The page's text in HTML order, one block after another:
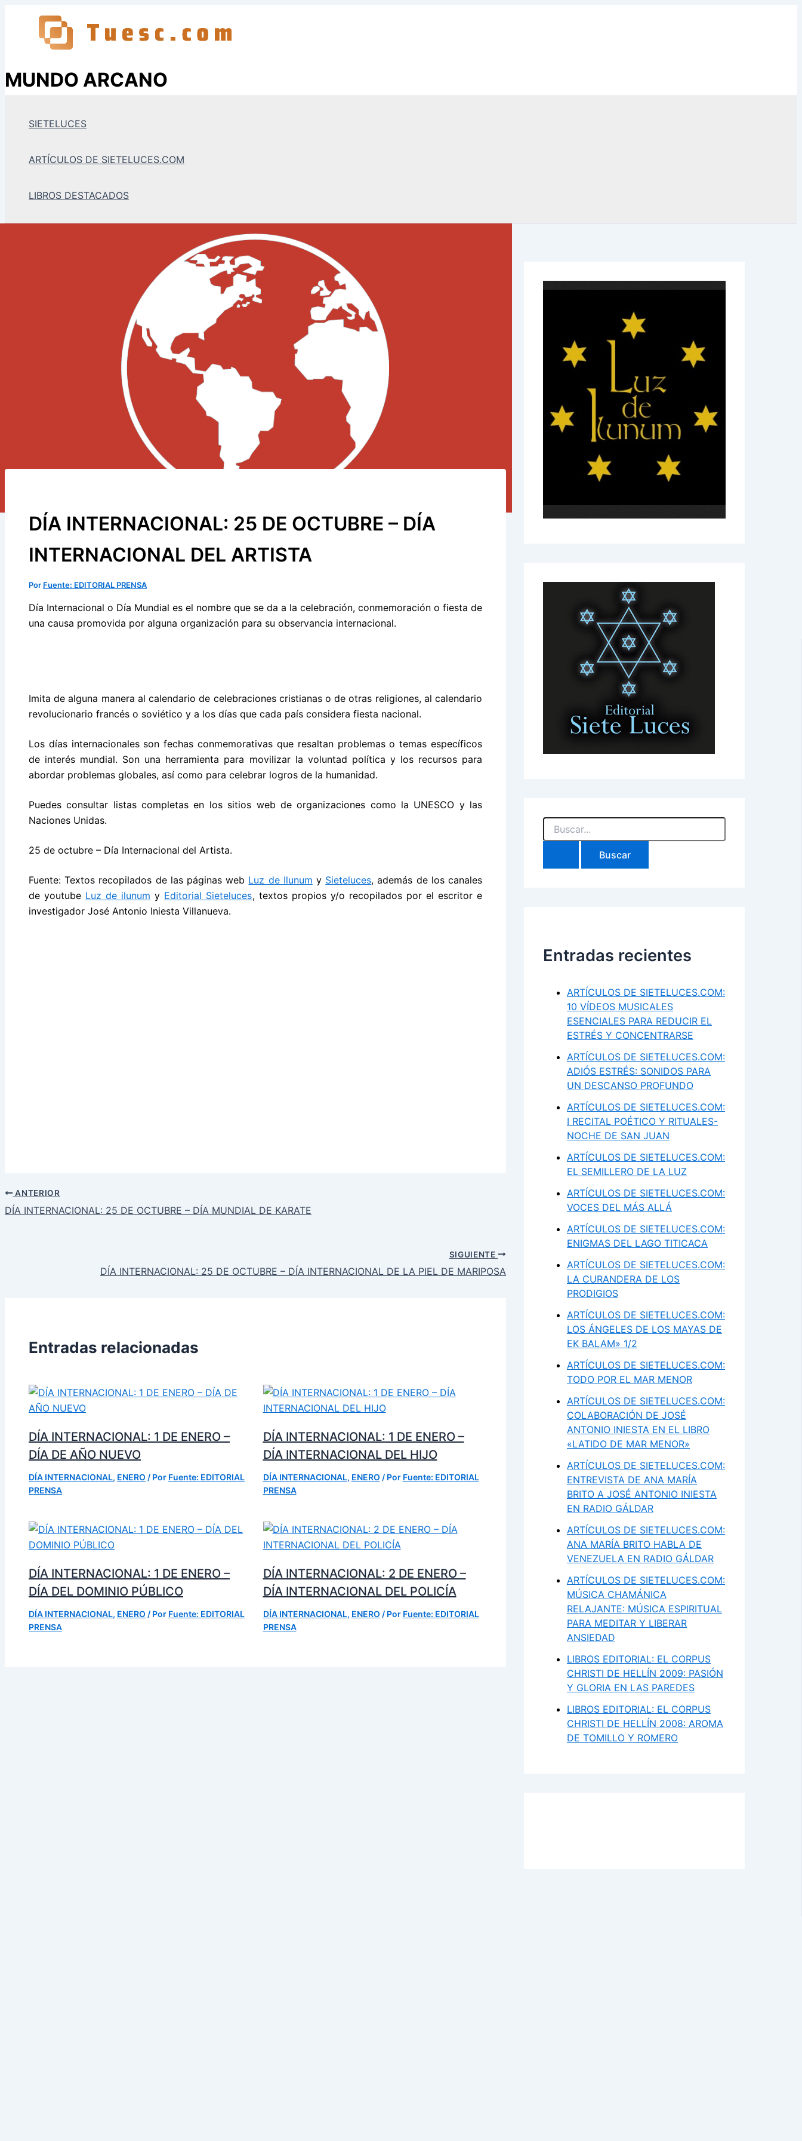
contenido
MUNDO ARCANO
SIETELUCES
ARTÍCULOS DE SIETELUCES.COM
LIBROS DESTACADOS
DÍA INTERNACIONAL: 25 DE OCTUBRE – DÍA
INTERNACIONAL DEL ARTISTA
Por Fuente: EDITORIAL PRENSA
Día Internacional o Día Mundial es el nombre que se da a la celebración, conmemoración o fiesta de
una causa promovida por alguna organización para su observancia internacional.
Imita de alguna manera al calendario de celebraciones cristianas o de otras religiones, al calendario
revolucionario francés o soviético y a los días que cada país considera fiesta nacional.
Los días internacionales son fechas conmemorativas que resaltan problemas o temas específicos
de interés mundial. Son una herramienta para movilizar la voluntad política y los recursos para
abordar problemas globales, así como para celebrar logros de la humanidad.
Puedes consultar listas completas en los sitios web de organizaciones como la UNESCO y las
Naciones Unidas.
25 de octubre – Día Internacional del Artista.
Fuente: Textos recopilados de las páginas web Luz de Ilunum y Sieteluces, además de los canales
de youtube Luz de ilunum y Editorial Sieteluces, textos propios y/o recopilados por el escritor e
investigador José Antonio Iniesta Villanueva.
ANTERIOR
DÍA INTERNACIONAL: 25 DE OCTUBRE – DÍA MUNDIAL DE KARATE
SIGUIENTE
DÍA INTERNACIONAL: 25 DE OCTUBRE – DÍA INTERNACIONAL DE LA PIEL DE MARIPOSA
Entradas relacionadas
DÍA INTERNACIONAL: 1 DE ENERO –
DÍA DE AÑO NUEVO
DÍA INTERNACIONAL, ENERO / Por Fuente: EDITORIAL
PRENSA
DÍA INTERNACIONAL: 1 DE ENERO –
DÍA INTERNACIONAL DEL HIJO
DÍA INTERNACIONAL, ENERO / Por Fuente: EDITORIAL
PRENSA
DÍA INTERNACIONAL: 1 DE ENERO –
DÍA DEL DOMINIO PÚBLICO
DÍA INTERNACIONAL, ENERO / Por Fuente: EDITORIAL
PRENSA
DÍA INTERNACIONAL: 2 DE ENERO –
DÍA INTERNACIONAL DEL POLICÍA
DÍA INTERNACIONAL, ENERO / Por Fuente: EDITORIAL
PRENSA
Buscar
por:
Entradas recientes
ARTÍCULOS DE SIETELUCES.COM:
10 VÍDEOS MUSICALES
ESENCIALES PARA REDUCIR EL
ESTRÉS Y CONCENTRARSE
ARTÍCULOS DE SIETELUCES.COM:
ADIÓS ESTRÉS: SONIDOS PARA
UN DESCANSO PROFUNDO
ARTÍCULOS DE SIETELUCES.COM:
I RECITAL POÉTICO Y RITUALES-
NOCHE DE SAN JUAN
ARTÍCULOS DE SIETELUCES.COM:
EL SEMILLERO DE LA LUZ
ARTÍCULOS DE SIETELUCES.COM:
VOCES DEL MÁS ALLÁ
ARTÍCULOS DE SIETELUCES.COM:
ENIGMAS DEL LAGO TITICACA
ARTÍCULOS DE SIETELUCES.COM:
LA CURANDERA DE LOS
PRODIGIOS
ARTÍCULOS DE SIETELUCES.COM:
LOS ÁNGELES DE LOS MAYAS DE
EK BALAM» 1/2
ARTÍCULOS DE SIETELUCES.COM:
TODO POR EL MAR MENOR
ARTÍCULOS DE SIETELUCES.COM:
COLABORACIÓN DE JOSÉ
ANTONIO INIESTA EN EL LIBRO
«LATIDO DE MAR MENOR»
ARTÍCULOS DE SIETELUCES.COM:
ENTREVISTA DE ANA MARÍA
BRITO A JOSÉ ANTONIO INIESTA
EN RADIO GÁLDAR
ARTÍCULOS DE SIETELUCES.COM:
ANA MARÍA BRITO HABLA DE
VENEZUELA EN RADIO GÁLDAR
ARTÍCULOS DE SIETELUCES.COM:
MÚSICA CHAMÁNICA
RELAJANTE: MÚSICA ESPIRITUAL
PARA MEDITAR Y LIBERAR
ANSIEDAD
LIBROS EDITORIAL: EL CORPUS
CHRISTI DE HELLÍN 2009: PASIÓN
Y GLORIA EN LAS PAREDES
LIBROS EDITORIAL: EL CORPUS
CHRISTI DE HELLÍN 2008: AROMA
DE TOMILLO Y ROMERO